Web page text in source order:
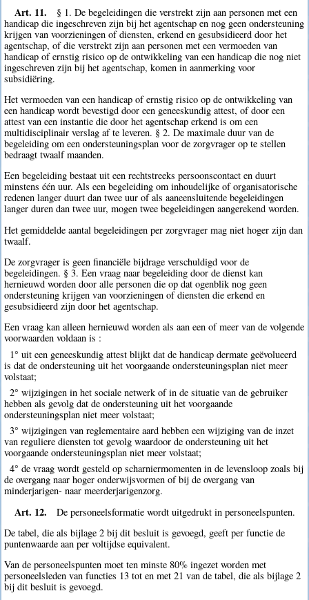
Art. 11.
§ 1. De begeleidingen die verstrekt zijn aan personen met een
handicap die ingeschreven zijn bij het agentschap en nog geen ondersteuning
krijgen van voorzieningen of diensten, erkend en gesubsidieerd door het
agentschap, of die verstrekt zijn aan personen met een vermoeden van
handicap of ernstig risico op de ontwikkeling van een handicap die nog niet
ingeschreven zijn bij het agentschap, komen in aanmerking voor
subsidiëring.
Het vermoeden van een handicap of ernstig risico op de ontwikkeling van
een handicap wordt bevestigd door een geneeskundig attest, of door een
attest van een instantie die door het agentschap erkend is om een
multidisciplinair verslag af te leveren. § 2. De maximale duur van de
begeleiding om een ondersteuningsplan voor de zorgvrager op te stellen
bedraagt twaalf maanden.
Een begeleiding bestaat uit een rechtstreeks persoonscontact en duurt
minstens één uur. Als een begeleiding om inhoudelijke of organisatorische
redenen langer duurt dan twee uur of als aaneensluitende begeleidingen
langer duren dan twee uur, mogen twee begeleidingen aangerekend worden.
Het gemiddelde aantal begeleidingen per zorgvrager mag niet hoger zijn dan
twaalf.
De zorgvrager is geen financiële bijdrage verschuldigd voor de
begeleidingen. § 3. Een vraag naar begeleiding door de dienst kan
hernieuwd worden door alle personen die op dat ogenblik nog geen
ondersteuning krijgen van voorzieningen of diensten die erkend en
gesubsidieerd zijn door het agentschap.
Een vraag kan alleen hernieuwd worden als aan een of meer van de volgende
voorwaarden voldaan is :
1° uit een geneeskundig attest blijkt dat de handicap dermate geëvolueerd
is dat de ondersteuning uit het voorgaande ondersteuningsplan niet meer
volstaat;
2° wijzigingen in het sociale netwerk of in de situatie van de gebruiker
hebben als gevolg dat de ondersteuning uit het voorgaande
ondersteuningsplan niet meer volstaat;
3° wijzigingen van reglementaire aard hebben een wijziging van de inzet
van reguliere diensten tot gevolg waardoor de ondersteuning uit het
voorgaande ondersteuningsplan niet meer volstaat;
4° de vraag wordt gesteld op scharniermomenten in de levensloop zoals bij
de overgang naar hoger onderwijsvormen of bij de overgang van
minderjarigen- naar meerderjarigenzorg.
Art. 12.
De personeelsformatie wordt uitgedrukt in personeelspunten.
De tabel, die als bijlage 2 bij dit besluit is gevoegd, geeft per functie de
puntenwaarde aan per voltijdse equivalent.
Van de personeelspunten moet ten minste 80% ingezet worden met
personeelsleden van functies 13 tot en met 21 van de tabel, die als bijlage 2
bij dit besluit is gevoegd.